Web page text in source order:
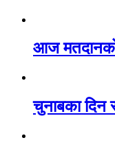
आज
चुनाबका